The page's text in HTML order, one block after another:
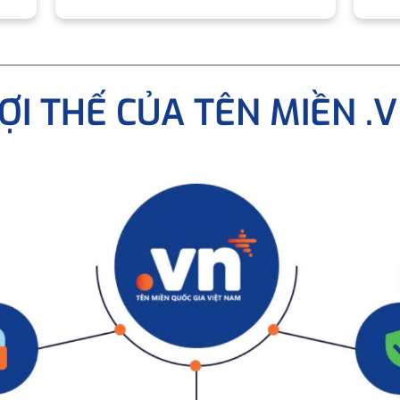
THẾ CỦA TÊN MIỀN